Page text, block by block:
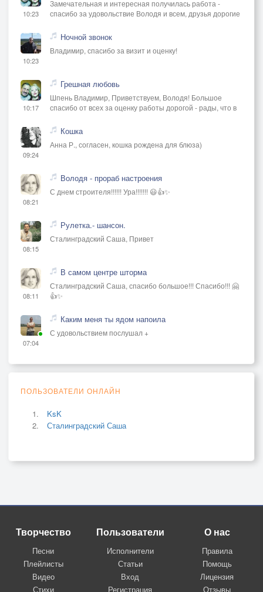
10:23
Замечательная и интересная получилась работа -
спасибо за удовольствие Володя и всем, друзья дорогие
10:23
Ночной звонок
Владимир, спасибо за визит и оценку!
10:17
Грешная любовь
Шпень Владимир, Приветствуем, Володя! Большое
спасибо от всех за оценку работы дорогой - рады, что в
09:24
Кошка
Анна Р., согласен, кошка рождена для блюза)
08:21
Володя - прораб настроения
С днем строителя!!!!!! Ура!!!!!!! 😃👍✨
08:15
Рулетка.- шансон.
Сталинградский Саша, Привет
08:11
В самом центре шторма
Сталинградский Саша, спасибо большое!!! Спасибо!!! 🤗
👍✨
07:04
Каким меня ты ядом напоила
С удовольствием послушал +
ПОЛЬЗОВАТЕЛИ ОНЛАЙН
KsK
Сталинградский Саша
Творчество
Песни
Плейлисты
Видео
Стихи
Пользователи
Исполнители
Статьи
Вход
Регистрация
О нас
Правила
Помощь
Лицензия
Отзывы